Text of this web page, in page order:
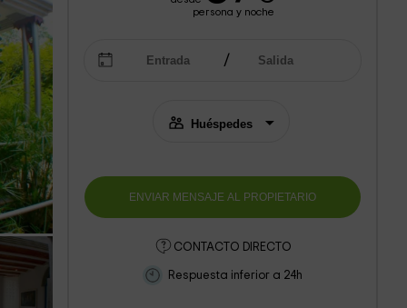
persona y noche
CONTACTO DIRECTO
Respuesta inferior a 24h